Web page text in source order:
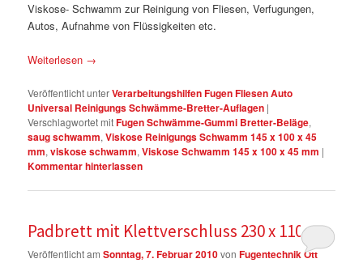
Viskose- Schwamm zur Reinigung von Fliesen, Verfugungen,
Autos, Aufnahme von Flüssigkeiten etc.
Weiterlesen →
Veröffentlicht unterVerarbeitungshilfen Fugen Fliesen Auto
Universal Reinigungs Schwämme-Bretter-Auflagen |
Verschlagwortet mitFugen Schwämme-Gummi Bretter-Beläge,
saug schwamm,Viskose Reinigungs Schwamm 145 x 100 x 45
mm,viskose schwamm,Viskose Schwamm 145 x 100 x 45 mm |
Kommentar hinterlassen
Padbrett mit Klettverschluss 230 x 110mm
Veröffentlicht amSonntag, 7. Februar 2010vonFugentechnik Ott